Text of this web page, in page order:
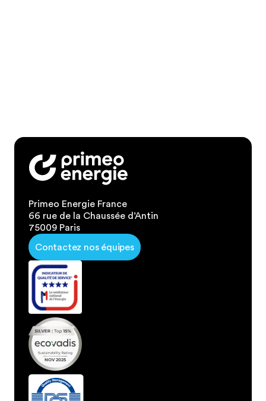
Primeo Energie France
66 rue de la Chaussée d’Antin
75009 Paris
Contactez nos équipes